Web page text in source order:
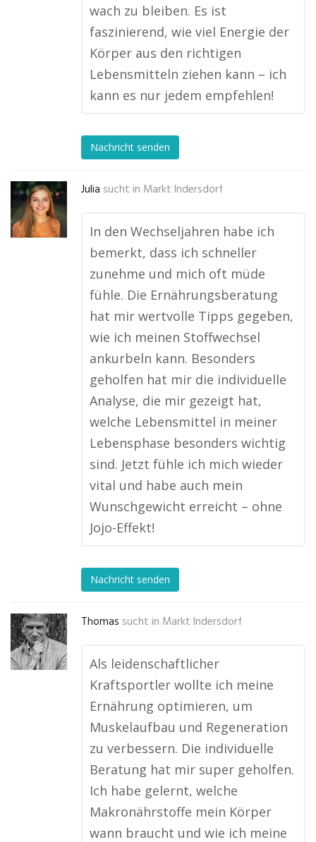
wach zu bleiben. Es ist
faszinierend, wie viel Energie der
Körper aus den richtigen
Lebensmitteln ziehen kann – ich
kann es nur jedem empfehlen!
Nachricht senden
Julia sucht in Markt Indersdorf
In den Wechseljahren habe ich
bemerkt, dass ich schneller
zunehme und mich oft müde
fühle. Die Ernährungsberatung
hat mir wertvolle Tipps gegeben,
wie ich meinen Stoffwechsel
ankurbeln kann. Besonders
geholfen hat mir die individuelle
Analyse, die mir gezeigt hat,
welche Lebensmittel in meiner
Lebensphase besonders wichtig
sind. Jetzt fühle ich mich wieder
vital und habe auch mein
Wunschgewicht erreicht – ohne
Jojo-Effekt!
Nachricht senden
Thomas sucht in Markt Indersdorf
Als leidenschaftlicher
Kraftsportler wollte ich meine
Ernährung optimieren, um
Muskelaufbau und Regeneration
zu verbessern. Die individuelle
Beratung hat mir super geholfen.
Ich habe gelernt, welche
Makronährstoffe mein Körper
wann braucht und wie ich meine